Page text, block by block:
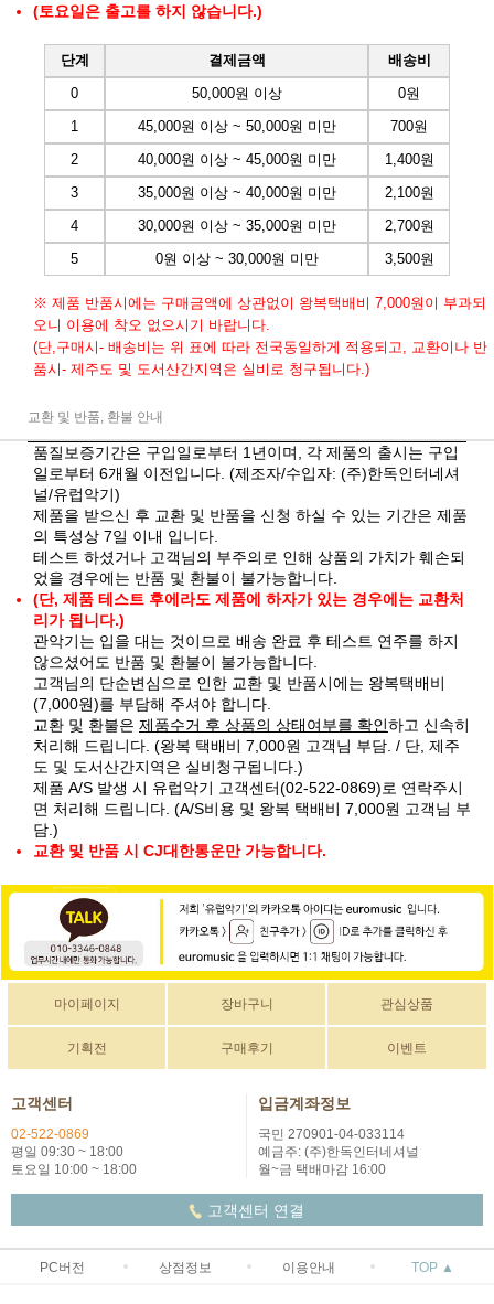
(토요일은 출고를 하지 않습니다.)
단계 결제금액
배송비
0
50,000원 이상
0원
1
45,000원 이상 ~ 50,000원 미만
700원
2
40,000원 이상 ~ 45,000원 미만
1,400원
3
35,000원 이상 ~ 40,000원 미만
2,100원
4
30,000원 이상 ~ 35,000원 미만
2,700원
5
0원 이상 ~ 30,000원 미만 3,500원
※ 제품 반품시에는 구매금액에 상관없이 왕복택배비 7,000원이 부과되
오니 이용에 착오 없으시기 바랍니다.
(단,구매시- 배송비는 위 표에 따라 전국동일하게 적용되고, 교환이나 반
품시- 제주도 및 도서산간지역은 실비로 청구됩니다.)
교환 및 반품, 환불 안내
품질보증기간은 구입일로부터 1년이며, 각 제품의 출시는 구입
일로부터 6개월 이전입니다. (제조자/수입자: (주)한독인터네셔
널/유럽악기)
제품을 받으신 후 교환 및 반품을 신청 하실 수 있는 기간은 제품
의 특성상 7일 이내 입니다.
테스트 하셨거나 고객님의 부주의로 인해 상품의 가치가 훼손되
었을 경우에는 반품 및 환불이 불가능합니다.
(단, 제품 테스트 후에라도 제품에 하자가 있는 경우에는 교환처
리가 됩니다.)
관악기는 입을 대는 것이므로 배송 완료 후 테스트 연주를 하지
않으셨어도 반품 및 환불이 불가능합니다.
고객님의 단순변심으로 인한 교환 및 반품시에는 왕복택배비
(7,000원)를 부담해 주셔야 합니다.
교환 및 환불은 제품수거 후 상품의 상태여부를 확인하고 신속히
처리해 드립니다. (왕복 택배비 7,000원 고객님 부담. / 단, 제주
도 및 도서산간지역은 실비청구됩니다.)
제품 A/S 발생 시 유럽악기 고객센터(02-522-0869)로 연락주시
면 처리해 드립니다. (A/S비용 및 왕복 택배비 7,000원 고객님 부
담.)
교환 및 반품 시 CJ대한통운만 가능합니다.
마이페이지 장바구니 관심상품
기획전 구매후기 이벤트
고객센터
02-522-0869
평일 09:30 ~ 18:00
토요일 10:00 ~ 18:00
입금계좌정보
국민 270901-04-033114
예금주: (주)한독인터네셔널
월~금 택배마감 16:00
고객센터 연결
PC버전 상점정보 이용안내 TOP ▲